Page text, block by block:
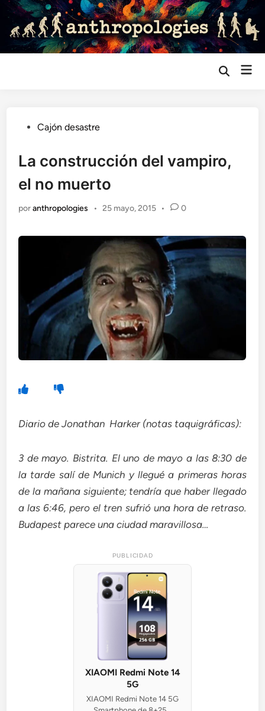
Saltar
contenido
Abrir
Publicado
Cajón desastre
La construcción del vampiro,
el no muerto
poranthropologies • 25 mayo, 2015 • 0
Diario de Jonathan Harker (notas taquigráficas):
3 de mayo. Bistrita. El uno de mayo a las 8:30 de
la tarde salí de Munich y llegué a primeras horas
de la mañana siguiente; tendría que haber llegado
a las 6:46, pero el tren sufrió una hora de retraso.
Budapest parece una ciudad maravillosa…
PUBLICIDAD
XIAOMI Redmi Note 14
5G
XIAOMI Redmi Note 14 5G